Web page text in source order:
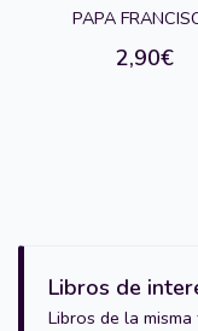
EDICIONES
PAPA
2,90€
Libros de
Libros de la